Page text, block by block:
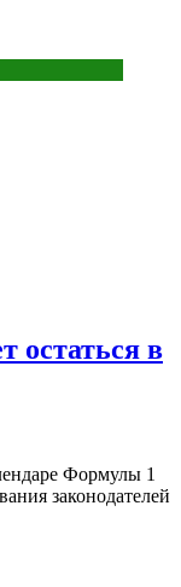
остаться в
Формулы 1
законодателей